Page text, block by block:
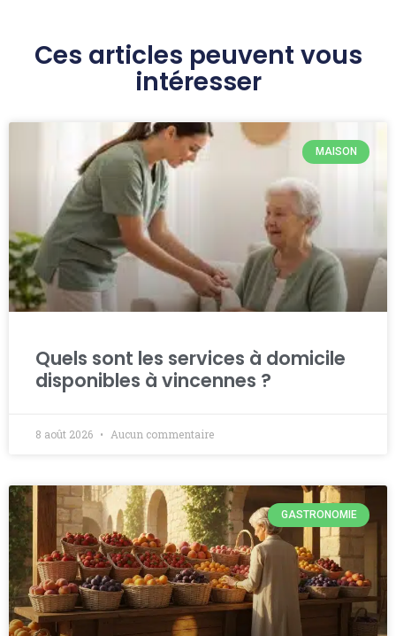
Ces articles peuvent vous
intéresser
MAISON
Quels sont les services à domicile
disponibles à vincennes ?
8 août 2026 Aucun commentaire
GASTRONOMIE